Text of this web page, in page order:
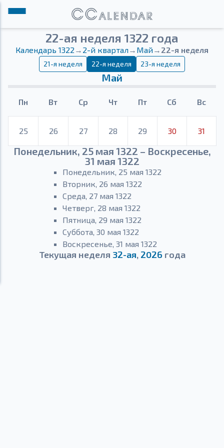
22-ая неделя 1322 года
Календарь 1322 → 2-й квартал→ Май→ 22-я неделя
21-я неделя 22-я неделя 23-я неделя
Май
Пн Вт Ср Чт Пт Сб Вс
25 26 27 28 29 30 31
Понедельник, 25 мая 1322 – Воскресенье,
31 мая 1322
Понедельник, 25 мая 1322
Вторник, 26 мая 1322
Среда, 27 мая 1322
Четверг, 28 мая 1322
Пятница, 29 мая 1322
Суббота, 30 мая 1322
Воскресенье, 31 мая 1322
Текущая неделя 32-ая, 2026 года